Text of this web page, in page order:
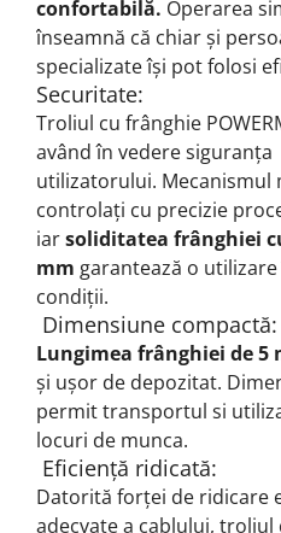
confortabilă. Operarea
înseamnă că chiar și
specializate își pot folosi
Securitate:
Troliul cu frânghie
având în vedere siguranța
utilizatorului. Mecanismul
controlați cu precizie
iarsoliditatea frânghiei
mm garantează o
condiții.
Dimensiune compactă:
Lungimea frânghiei de 5
și ușor de depozitat.
permit transportul si
locuri de munca.
Eficiență ridicată:
Datorită forței de ridicare
adecvate a cablului, troliul